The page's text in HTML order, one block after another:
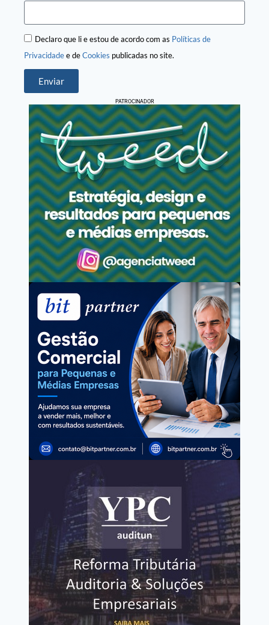
Declaro que li e estou de acordo com as Políticas de
Privacidadee deCookies publicadas no site.
Enviar
PATROCINADOR